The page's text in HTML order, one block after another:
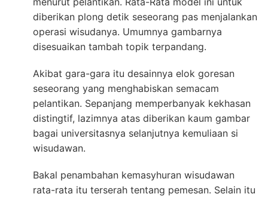
diberikan plong detik seseorang pas menjalankan
operasi wisudanya. Umumnya gambarnya
disesuaikan tambah topik terpandang.
Akibat gara-gara itu desainnya elok goresan
seseorang yang menghabiskan semacam
pelantikan. Sepanjang memperbanyak kekhasan
distingtif, lazimnya atas diberikan kaum gambar
bagai universitasnya selanjutnya kemuliaan si
wisudawan.
Bakal penambahan kemasyhuran wisudawan
rata-rata itu terserah tentang pemesan. Selain itu